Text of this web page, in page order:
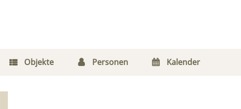
Objekte Personen Kalender